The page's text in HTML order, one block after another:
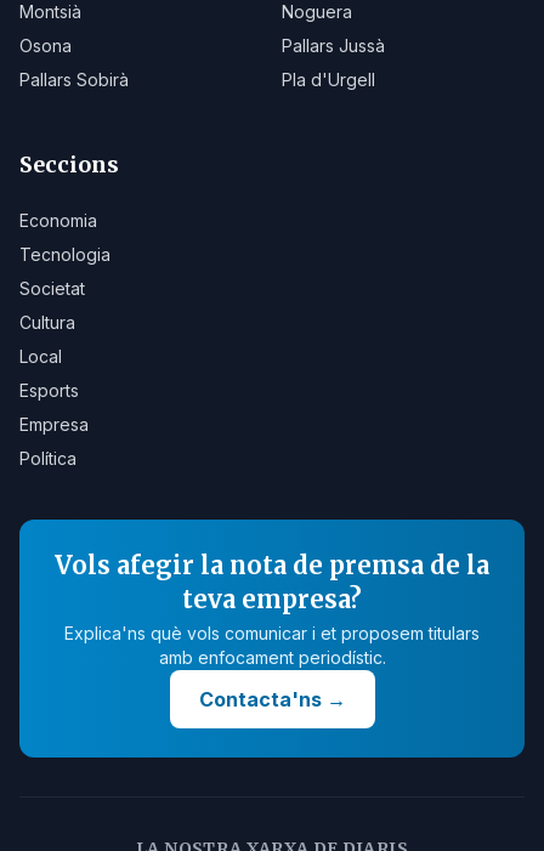
Montsià
Noguera
Osona
Pallars Jussà
Pallars Sobirà
Pla d'Urgell
Seccions
Economia
Tecnologia
Societat
Cultura
Local
Esports
Empresa
Política
Vols afegir la nota de premsa de la
teva empresa?
Explica'ns què vols comunicar i et proposem titulars
amb enfocament periodístic.
Contacta'ns→